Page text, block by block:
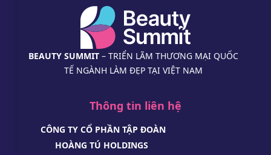
BEAUTY SUMMIT– TRIỂN LÃM THƯƠNG MẠI QUỐC
TẾ NGÀNH LÀM ĐẸP TẠI VIỆT NAM
Thông tin liên hệ
CÔNG TY CỔ PHẦN TẬP ĐOÀN
HOÀNG TÚ HOLDINGS